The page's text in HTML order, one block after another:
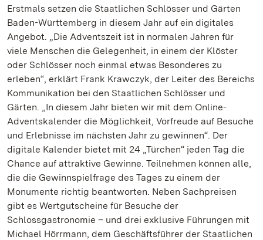
Erstmals setzen die Staatlichen Schlösser und Gärten
Baden-Württemberg in diesem Jahr auf ein digitales
Angebot. „Die Adventszeit ist in normalen Jahren für
viele Menschen die Gelegenheit, in einem der Klöster
oder Schlösser noch einmal etwas Besonderes zu
erleben“, erklärt Frank Krawczyk, der Leiter des Bereichs
Kommunikation bei den Staatlichen Schlösser und
Gärten. „In diesem Jahr bieten wir mit dem Online-
Adventskalender die Möglichkeit, Vorfreude auf Besuche
und Erlebnisse im nächsten Jahr zu gewinnen“. Der
digitale Kalender bietet mit 24 „Türchen“ jeden Tag die
Chance auf attraktive Gewinne. Teilnehmen können alle,
die die Gewinnspielfrage des Tages zu einem der
Monumente richtig beantworten. Neben Sachpreisen
gibt es Wertgutscheine für Besuche der
Schlossgastronomie – und drei exklusive Führungen mit
Michael Hörrmann, dem Geschäftsführer der Staatlichen